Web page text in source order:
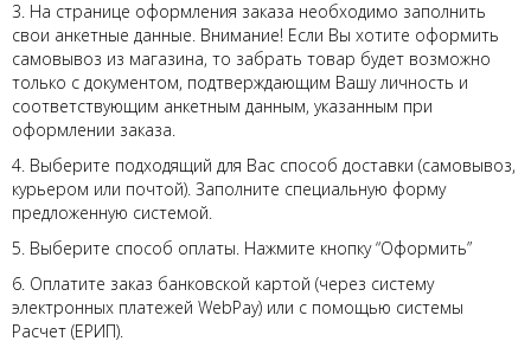
3. На странице оформления заказа необходимо заполнить
свои анкетные данные. Внимание! Если Вы хотите оформить
самовывоз из магазина, то забрать товар будет возможно
только с документом, подтверждающим Вашу личность и
соответствующим анкетным данным, указанным при
оформлении заказа.
4. Выберите подходящий для Вас способ доставки (самовывоз,
курьером или почтой). Заполните специальную форму
предложенную системой.
5. Выберите способ оплаты. Нажмите кнопку “Оформить”
6. Оплатите заказ банковской картой (через систему
электронных платежей WebPay) или с помощью системы
Расчет (ЕРИП).